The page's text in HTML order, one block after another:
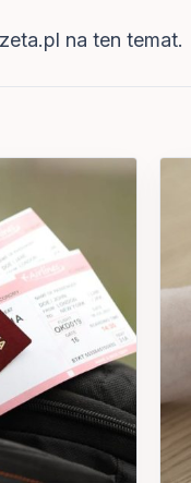
na ten temat.